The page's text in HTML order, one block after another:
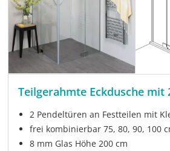
Teilgerahmte Eckdusche mit
2 Pendeltüren an Festteilen mit
frei kombinierbar 75, 80, 90, 100
8 mm Glas Höhe 200 cm